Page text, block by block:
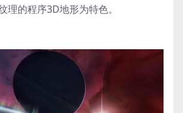
理的程序3D地形为特色。